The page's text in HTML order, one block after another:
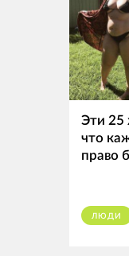
Эти 25
что
право
ЛЮДИ